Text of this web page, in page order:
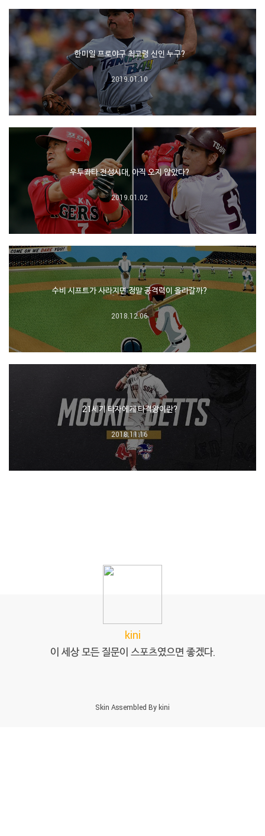
한미일 프로야구 최고령 신인 누구?
2019.01.10
우투좌타 전성시대, 아직 오지 않았다?
2019.01.02
수비 시프트가 사라지면 정말 공격력이 올라갈까?
2018.12.06
21세기 타자에게 타격왕이란?
2018.11.16
kini
이 세상 모든 질문이 스포츠였으면 좋겠다.
Skin Assembled Bykini